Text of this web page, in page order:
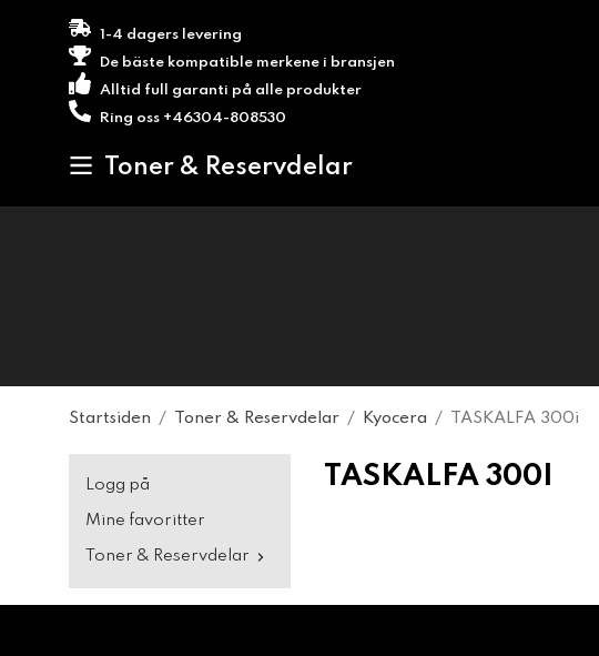
1-4 dagers levering
De bäste kompatible merkene i bransjen
Alltid full garanti på alle produkter
Ring oss +46304-808530
Toner & Reservdelar
Startsiden / Toner & Reservdelar / Kyocera / TASKALFA 300i
Logg på
Mine favoritter
Toner & Reservdelar
TASKALFA 300I